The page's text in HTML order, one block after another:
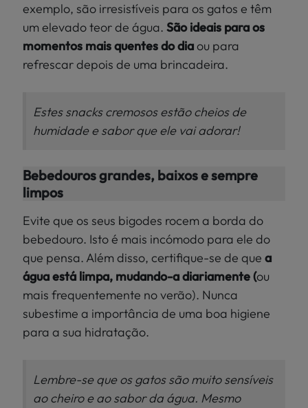
exemplo, são irresistíveis para os gatos e têm
um elevado teor de água. São ideais para os
momentos mais quentes do diaou para
refrescar depois de uma brincadeira.
Estes snacks cremosos estão cheios de
humidade e sabor que ele vai adorar!
Bebedouros grandes, baixos e sempre
limpos
Evite que os seus bigodes rocem a borda do
bebedouro. Isto é mais incómodo para ele do
que pensa. Além disso, certifique-se de que a
água está limpa, mudando-a diariamente (ou
mais frequentemente no verão). Nunca
subestime a importância de uma boa higiene
para a sua hidratação.
Lembre-se que os gatos são muito sensíveis
ao cheiro e ao sabor da água. Mesmo